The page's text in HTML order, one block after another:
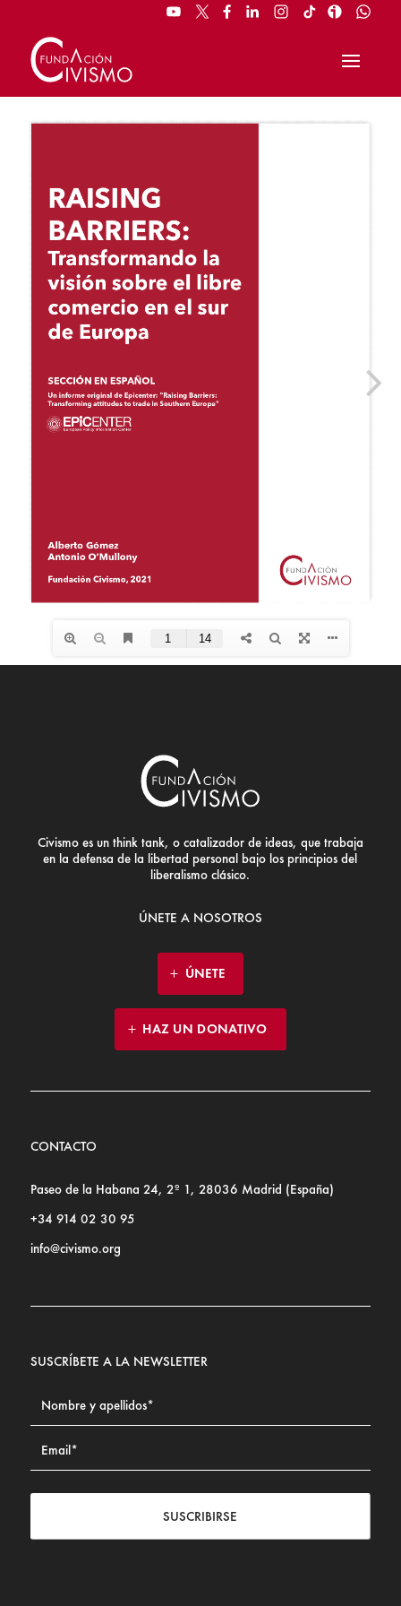
Civismo es un think tank, o catalizador de ideas, que trabaja
en la defensa de la libertad personal bajo los principios del
liberalismo clásico.
ÚNETE A NOSOTROS
ÚNETE
HAZ UN DONATIVO
CONTACTO
Paseo de la Habana 24, 2º 1, 28036 Madrid (España)
+34 914 02 30 95
info@civismo.org
SUSCRÍBETE A LA NEWSLETTER
SUSCRIBIRSE